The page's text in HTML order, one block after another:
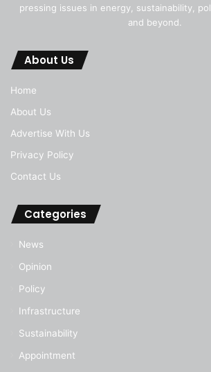
pressing issues in energy, sustainability,
and beyond.
About Us
Home
About Us
Advertise With Us
Privacy Policy
Contact Us
Categories
News
Opinion
Policy
Infrastructure
Sustainability
Appointment